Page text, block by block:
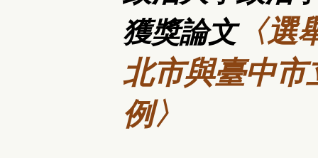
獲獎論文〈選
北市與臺中市
例〉